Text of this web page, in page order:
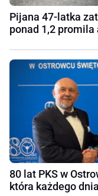
Pijana 47-latka
ponad 1,2 promila
80 lat PKS w
która każdego